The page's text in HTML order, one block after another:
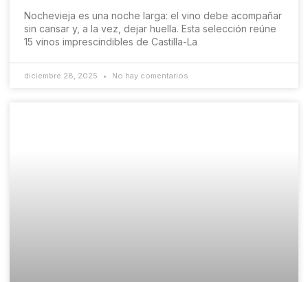
Nochevieja es una noche larga: el vino debe acompañar
sin cansar y, a la vez, dejar huella. Esta selección reúne
15 vinos imprescindibles de Castilla-La
diciembre 28, 2025 No hay comentarios